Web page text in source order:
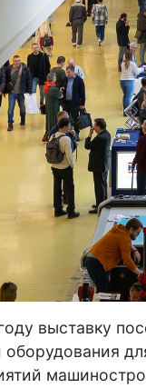
выставку
оборудования